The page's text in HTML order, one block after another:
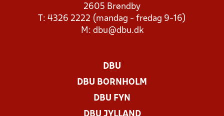
2605 Brøndby
T: 4326 2222 (mandag - fredag 9-16)
M: dbu@dbu.dk
DBU
DBU BORNHOLM
DBU FYN